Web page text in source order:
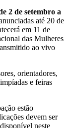
2 de setembro a
até 20 de
em 11 de
das Mulheres
ao vivo
orientadores,
e feiras
estão
devem ser
neste